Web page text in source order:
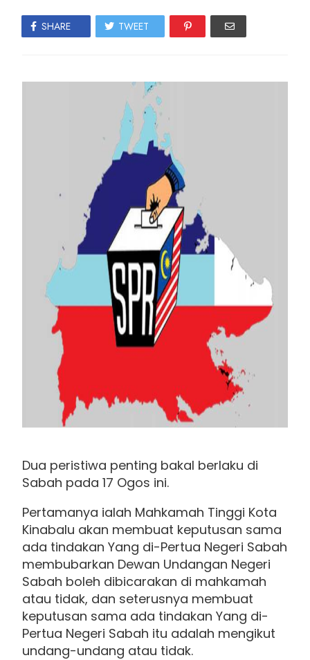
SHARE TWEET
Dua peristiwa penting bakal berlaku di
Sabah pada 17 Ogos ini.
Pertamanya ialah Mahkamah Tinggi Kota
Kinabalu akan membuat keputusan sama
ada tindakan Yang di-Pertua Negeri Sabah
membubarkan Dewan Undangan Negeri
Sabah boleh dibicarakan di mahkamah
atau tidak, dan seterusnya membuat
keputusan sama ada tindakan Yang di-
Pertua Negeri Sabah itu adalah mengikut
undang-undang atau tidak.